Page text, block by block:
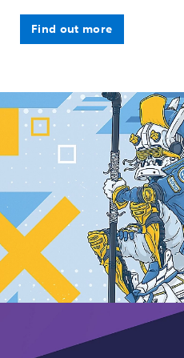
Find out more